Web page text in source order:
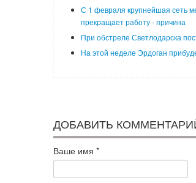
С 1 февраля крупнейшая сеть
прекращает работу - причина
При обстреле Светлодарска
На этой неделе Эрдоган
ДОБАВИТЬ
Ваше имя *